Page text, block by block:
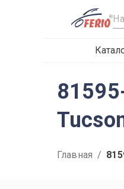
R
Главная /